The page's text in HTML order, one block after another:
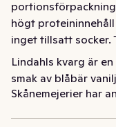
högt
inget tillsatt socker.
Lindahls kvarg är
smak av blåbär
proteininnehåll, låg
Skånemejerier har